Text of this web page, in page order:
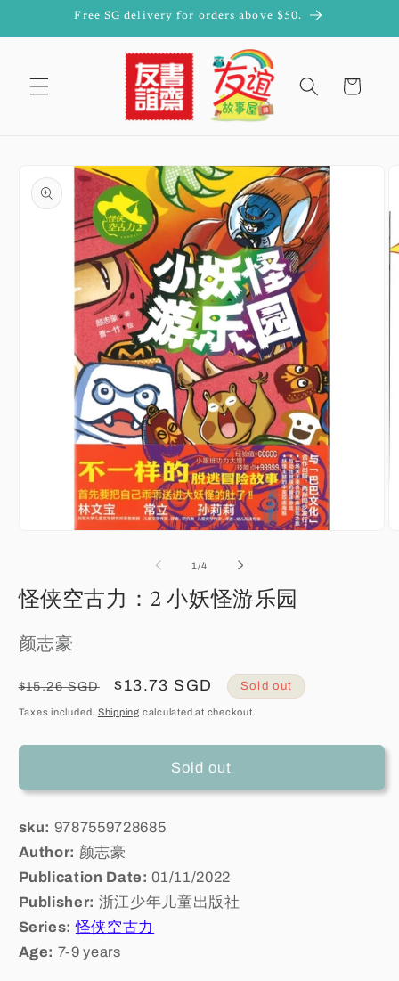
Skip toFree SG delivery for orders above $50.
Cart
product
information
modal
1/of
4
怪侠空古力：2 小妖怪游乐园
颜志豪
Regular
price
$15.26 SGD
Sale
price
$13.73 SGD Sold out
Taxes included. Shipping calculated at checkout.
Sold out
sku: 9787559728685
Author: 颜志豪
Publication Date: 01/11/2022
Publisher: 浙江少年儿童出版社
Series: 怪侠空古力
Age: 7-9 years